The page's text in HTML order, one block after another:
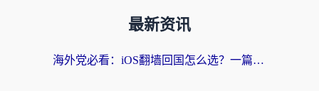
最新资讯
海外党必看：iOS翻墙回国怎么选？一篇搞定无缝访问国内资源